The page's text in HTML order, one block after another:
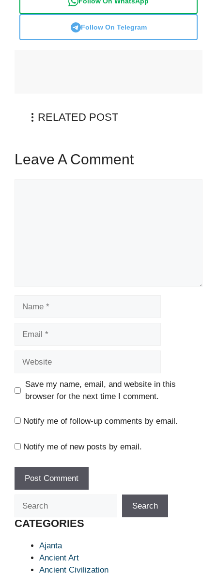
Follow On Telegram
RELATED POST
Leave A Comment
Save my name, email, and website in this
browser for the next time I comment.
Notify me of follow-up comments by email.
Notify me of new posts by email.
Search
CATEGORIES
Ajanta
Ancient Art
Ancient Civilization